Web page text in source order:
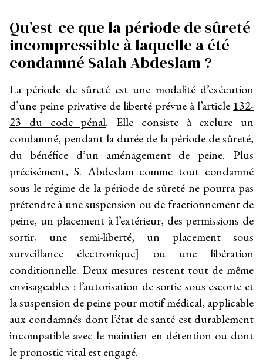
Qu’est-ce que la période de sûreté
incompressible à laquelle a été
condamné Salah Abdeslam ?
La période de sûreté est une modalité d’exécution
d’une peine privative de liberté prévue à l’article 132-
23 du code pénal. Elle consiste à exclure un
condamné, pendant la durée de la période de sûreté,
du bénéfice d’un aménagement de peine. Plus
précisément, S. Abdeslam comme tout condamné
sous le régime de la période de sûreté ne pourra pas
prétendre à une suspension ou de fractionnement de
peine, un placement à l’extérieur, des permissions de
sortir, une semi-liberté, un placement sous
surveillance électronique] ou une libération
conditionnelle. Deux mesures restent tout de même
envisageables : l’autorisation de sortie sous escorte et
la suspension de peine pour motif médical, applicable
aux condamnés dont l’état de santé est durablement
incompatible avec le maintien en détention ou dont
le pronostic vital est engagé.